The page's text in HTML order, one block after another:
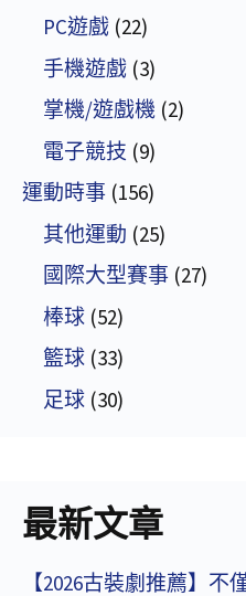
PC遊戲 (22)
手機遊戲 (3)
掌機/遊戲機 (2)
電子競技 (9)
運動時事 (156)
其他運動 (25)
國際大型賽事 (27)
棒球 (52)
籃球 (33)
足球 (30)
最新文章
【2026古裝劇推薦】